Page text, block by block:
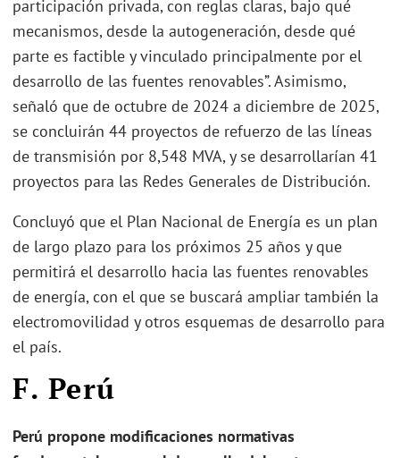
participación privada, con reglas claras, bajo qué
mecanismos, desde la autogeneración, desde qué
parte es factible y vinculado principalmente por el
desarrollo de las fuentes renovables”. Asimismo,
señaló que de octubre de 2024 a diciembre de 2025,
se concluirán 44 proyectos de refuerzo de las líneas
de transmisión por 8,548 MVA, y se desarrollarían 41
proyectos para las Redes Generales de Distribución.
Concluyó que el Plan Nacional de Energía es un plan
de largo plazo para los próximos 25 años y que
permitirá el desarrollo hacia las fuentes renovables
de energía, con el que se buscará ampliar también la
electromovilidad y otros esquemas de desarrollo para
el país.
F. Perú
Perú propone modificaciones normativas